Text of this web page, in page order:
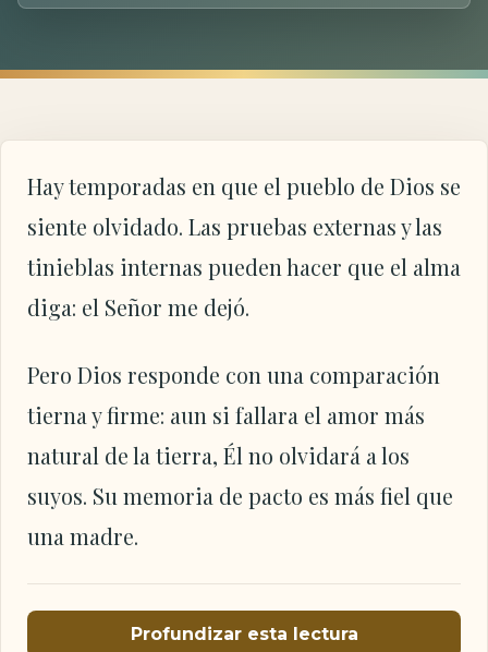
Hay temporadas en que el pueblo de Dios se
siente olvidado. Las pruebas externas y las
tinieblas internas pueden hacer que el alma
diga: el Señor me dejó.
Pero Dios responde con una comparación
tierna y firme: aun si fallara el amor más
natural de la tierra, Él no olvidará a los
suyos. Su memoria de pacto es más fiel que
una madre.
Profundizar esta lectura